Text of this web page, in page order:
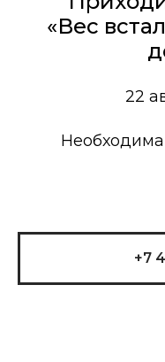
«Вес
22
+7